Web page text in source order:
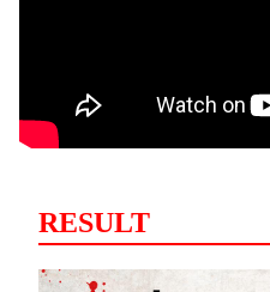
RESULT